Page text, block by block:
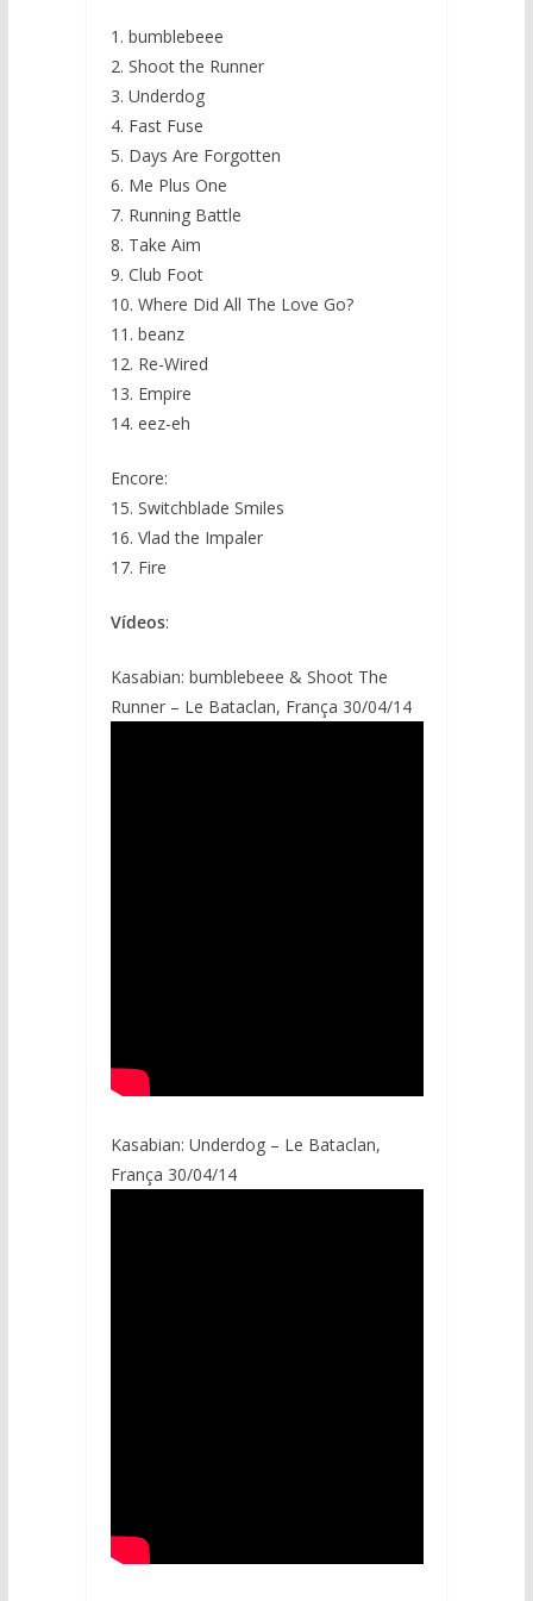
1. bumblebeee
2. Shoot the Runner
3. Underdog
4. Fast Fuse
5. Days Are Forgotten
6. Me Plus One
7. Running Battle
8. Take Aim
9. Club Foot
10. Where Did All The Love Go?
11. beanz
12. Re-Wired
13. Empire
14. eez-eh
Encore:
15. Switchblade Smiles
16. Vlad the Impaler
17. Fire
Vídeos:
Kasabian: bumblebeee & Shoot The
Runner – Le Bataclan, França 30/04/14
Kasabian: Underdog – Le Bataclan,
França 30/04/14